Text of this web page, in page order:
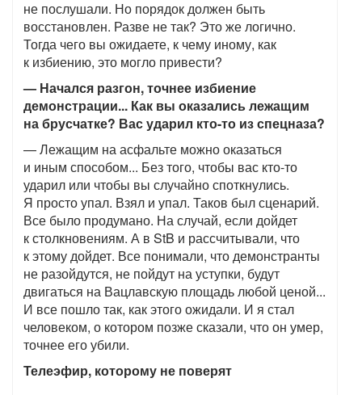
не послушали. Но порядок должен быть
восстановлен. Разве не так? Это же логично.
Тогда чего вы ожидаете, к чему иному, как
к избиению, это могло привести?
— Начался разгон, точнее избиение
демонстрации... Как вы оказались лежащим
на брусчатке? Вас ударил кто-то из спецназа?
— Лежащим на асфальте можно оказаться
и иным способом... Без того, чтобы вас кто-то
ударил или чтобы вы случайно споткнулись.
Я просто упал. Взял и упал. Таков был сценарий.
Все было продумано. На случай, если дойдет
к столкновениям. А в StB и рассчитывали, что
к этому дойдет. Все понимали, что демонстранты
не разойдутся, не пойдут на уступки, будут
двигаться на Вацлавскую площадь любой ценой...
И все пошло так, как этого ожидали. И я стал
человеком, о котором позже сказали, что он умер,
точнее его убили.
Телеэфир, которому не поверят